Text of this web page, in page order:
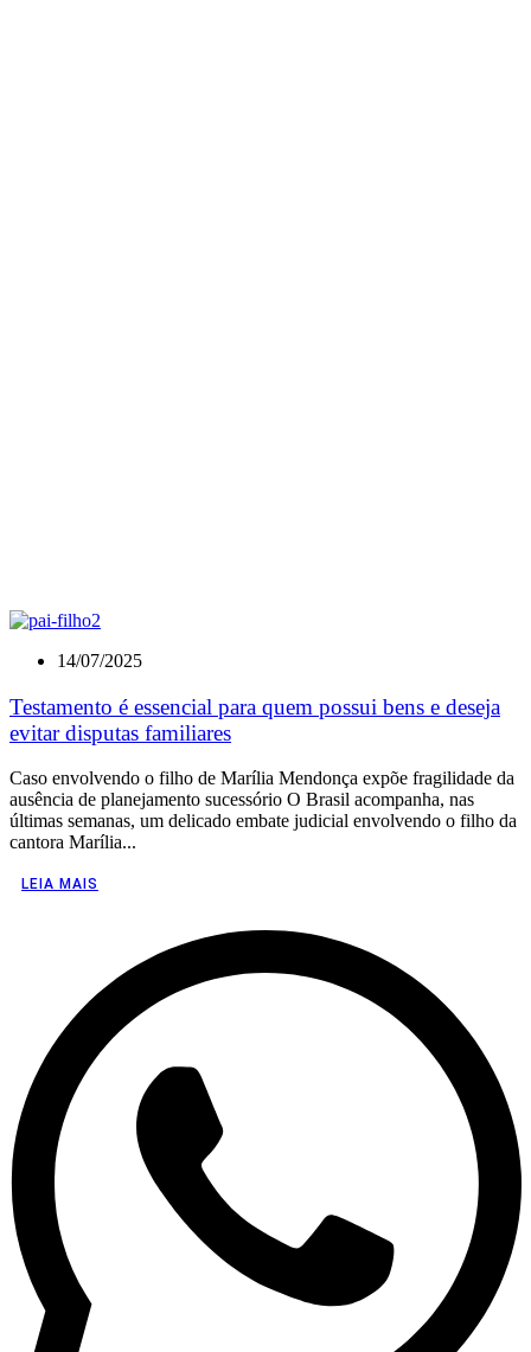
14/07/2025
Testamento é essencial para quem possui bens e deseja
evitar disputas familiares
Caso envolvendo o filho de Marília Mendonça expõe fragilidade da
ausência de planejamento sucessório O Brasil acompanha, nas
últimas semanas, um delicado embate judicial envolvendo o filho da
cantora Marília...
LEIA MAIS